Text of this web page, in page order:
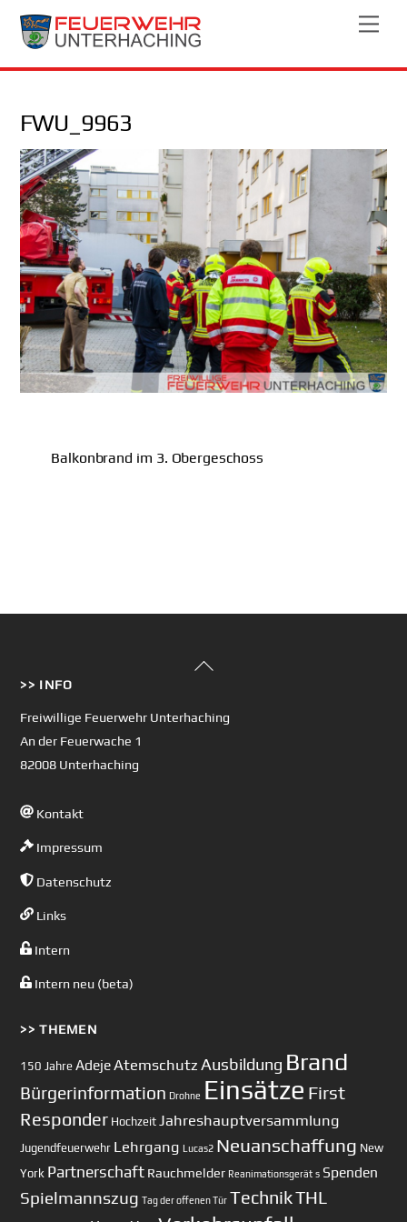
Skip
FWU_9963
Balkonbrand im 3. Obergeschoss
Back
>> INFO
Freiwillige Feuerwehr Unterhaching
An der Feuerwache 1
82008 Unterhaching
Kontakt
Impressum
Datenschutz
Links
Intern
Intern neu (beta)
>> THEMEN
150 Jahre AdejeAtemschutz Ausbildung Brand
Bürgerinformation Drohne Einsätze First
Responder Hochzeit Jahreshauptversammlung
Jugendfeuerwehr Lehrgang Lucas2 Neuanschaffung New
York Partnerschaft Rauchmelder Reanimationsgerät s Spenden
Spielmannszug Tag der offenen Tür TechnikTHL